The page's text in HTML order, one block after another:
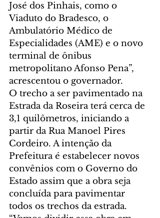
José dos Pinhais, como o
Viaduto do Bradesco, o
Ambulatório Médico de
Especialidades (AME) e o novo
terminal de ônibus
metropolitano Afonso Pena”,
acrescentou o governador.
O trecho a ser pavimentado na
Estrada da Roseira terá cerca de
3,1 quilômetros, iniciando a
partir da Rua Manoel Pires
Cordeiro. A intenção da
Prefeitura é estabelecer novos
convênios com o Governo do
Estado assim que a obra seja
concluída para pavimentar
todos os trechos da estrada.